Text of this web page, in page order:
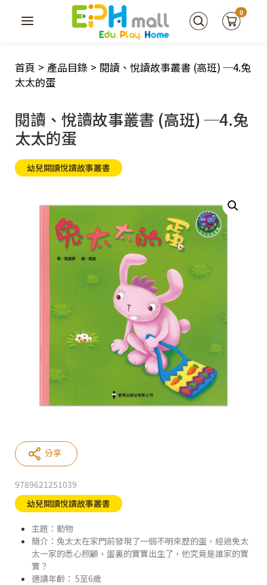
0
首頁 > 產品目錄 > 閱讀、悅讀故事叢書 (高班) ─4.兔
太太的蛋
閱讀、悅讀故事叢書 (高班) ─4.兔
太太的蛋
幼兒閱讀悅讀故事叢書
9789621251039
幼兒閱讀悅讀故事叢書
主題：動物
簡介：兔太太在家門前發現了一個不明來歷的蛋，經過免太
太一家的悉心照顧，蛋裏的寶寶出生了，他究竟是誰家的寶
寶？
適讀年齡： 5至6歲
分享